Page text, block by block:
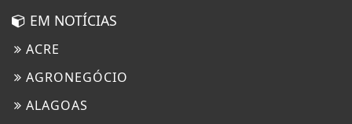
EM NOTÍCIAS
ACRE
AGRONEGÓCIO
ALAGOAS